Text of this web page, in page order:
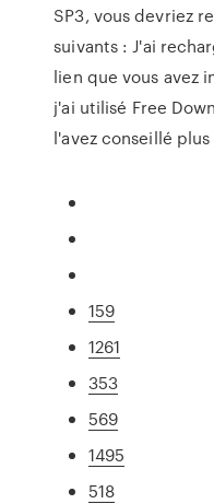
SP3, vous devriez
suivants : J'ai
lien que vous avez
j'ai utilisé Free
l'avez conseillé
159
1261
353
569
1495
518